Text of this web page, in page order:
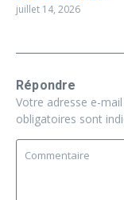
juillet 14, 2026
Répondre
Votre adresse e-
obligatoires sont